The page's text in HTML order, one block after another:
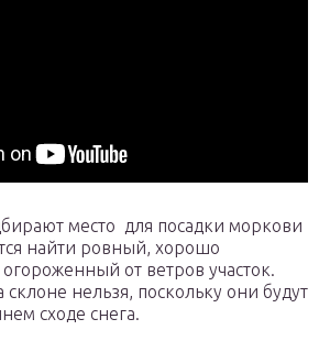
место для посадки моркови
найти ровный, хорошо
от ветров участок.
склоне нельзя, поскольку они будут
сходе снега.